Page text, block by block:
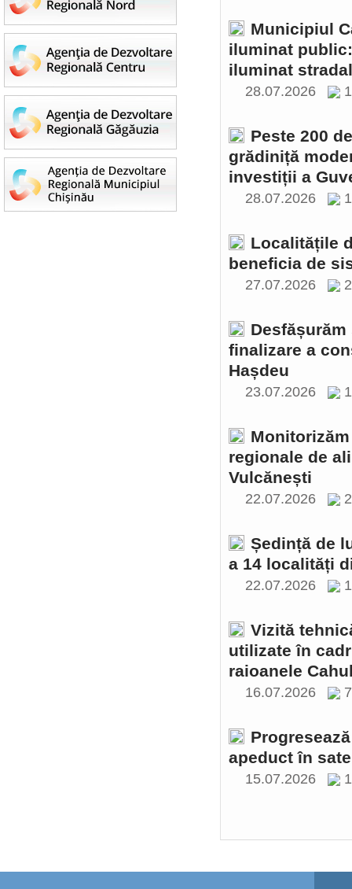
Municipiul
iluminat
iluminat
28.07.2026
Peste 200
grădiniță
investiții a
28.07.2026
Localitățile
beneficia de
27.07.2026
finalizare a
Hașdeu
23.07.2026
regionale de
Vulcănești
22.07.2026
Ședință de
a 14 localități
22.07.2026
Vizită
utilizate în
raioanele
16.07.2026
apeduct în
15.07.2026